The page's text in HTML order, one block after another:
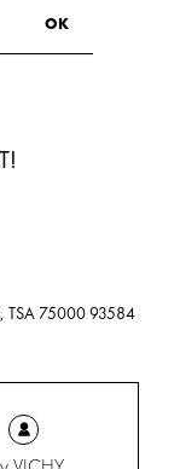
TSA 75000 93584